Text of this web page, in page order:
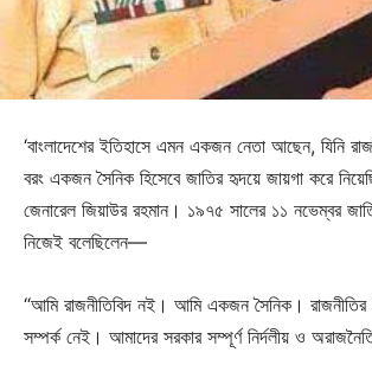
‘বাংলাদেশের ইতিহাসে এমন একজন নেতা আছেন, যিনি
বরং একজন সৈনিক হিসেবে জাতির হৃদয়ে জায়গা করে
জেনারেল জিয়াউর রহমান। ১৯৭৫ সালের ১১ নভেম্বর
নিজেই বলেছিলেন—
“আমি রাজনীতিবিদ নই। আমি একজন সৈনিক।
সম্পর্ক নেই। আমাদের সরকার সম্পূর্ণ নির্দলীয় ও